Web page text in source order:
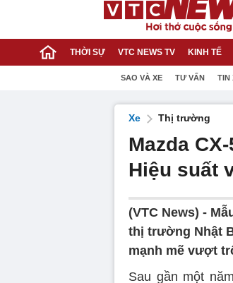
THỜI SỰ VTC NEWS TV KINH TẾ
SAO VÀ XE TƯ VẤN TIN
Xe Thị trường
Mazda
Hiệu suất
(VTC News) -
thị trường Nhật
mạnh mẽ vượt
Sau gần một